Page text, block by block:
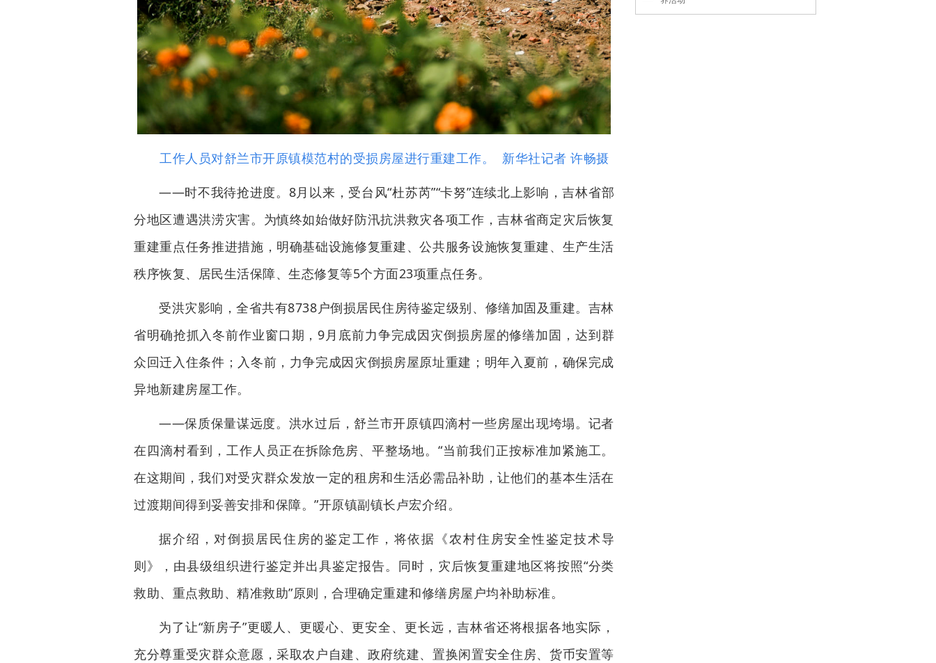
工作人员对舒兰市开原镇模范村的受损房屋进行重建工作。 新华社记者 许畅摄
——时不我待抢进度。8月以来，受台风“杜苏芮”“卡努”连续北上影响，吉林省部
分地区遭遇洪涝灾害。为慎终如始做好防汛抗洪救灾各项工作，吉林省商定灾后恢复
重建重点任务推进措施，明确基础设施修复重建、公共服务设施恢复重建、生产生活
秩序恢复、居民生活保障、生态修复等5个方面23项重点任务。
受洪灾影响，全省共有8738户倒损居民住房待鉴定级别、修缮加固及重建。吉林
省明确抢抓入冬前作业窗口期，9月底前力争完成因灾倒损房屋的修缮加固，达到群
众回迁入住条件；入冬前，力争完成因灾倒损房屋原址重建；明年入夏前，确保完成
异地新建房屋工作。
——保质保量谋远度。洪水过后，舒兰市开原镇四滴村一些房屋出现垮塌。记者
在四滴村看到，工作人员正在拆除危房、平整场地。“当前我们正按标准加紧施工。
在这期间，我们对受灾群众发放一定的租房和生活必需品补助，让他们的基本生活在
过渡期间得到妥善安排和保障。”开原镇副镇长卢宏介绍。
据介绍，对倒损居民住房的鉴定工作，将依据《农村住房安全性鉴定技术导
则》，由县级组织进行鉴定并出具鉴定报告。同时，灾后恢复重建地区将按照“分类
救助、重点救助、精准救助”原则，合理确定重建和修缮房屋户均补助标准。
为了让“新房子”更暖人、更暖心、更安全、更长远，吉林省还将根据各地实际，
充分尊重受灾群众意愿，采取农户自建、政府统建、置换闲置安全住房、货币安置等